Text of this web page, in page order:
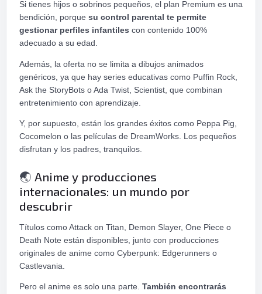
Si tienes hijos o sobrinos pequeños, el plan Premium es una
bendición, porque su control parental te permite
gestionar perfiles infantiles con contenido 100%
adecuado a su edad.
Además, la oferta no se limita a dibujos animados
genéricos, ya que hay series educativas como Puffin Rock,
Ask the StoryBots o Ada Twist, Scientist, que combinan
entretenimiento con aprendizaje.
Y, por supuesto, están los grandes éxitos como Peppa Pig,
Cocomelon o las películas de DreamWorks. Los pequeños
disfrutan y los padres, tranquilos.
🌏 Anime y producciones
internacionales: un mundo por
descubrir
Títulos como Attack on Titan, Demon Slayer, One Piece o
Death Note están disponibles, junto con producciones
originales de anime como Cyberpunk: Edgerunners o
Castlevania.
Pero el anime es solo una parte. También encontrarás